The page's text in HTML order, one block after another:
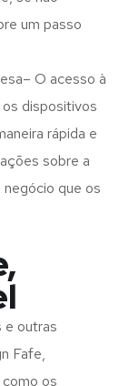
um passo
O acesso à
dispositivos
rápida e
sobre a
que os
e outras
Fafe,
os